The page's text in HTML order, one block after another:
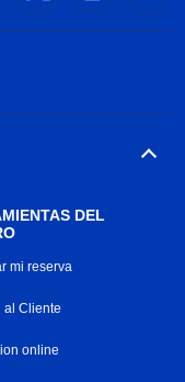
DEL
mi reserva
al Cliente
online